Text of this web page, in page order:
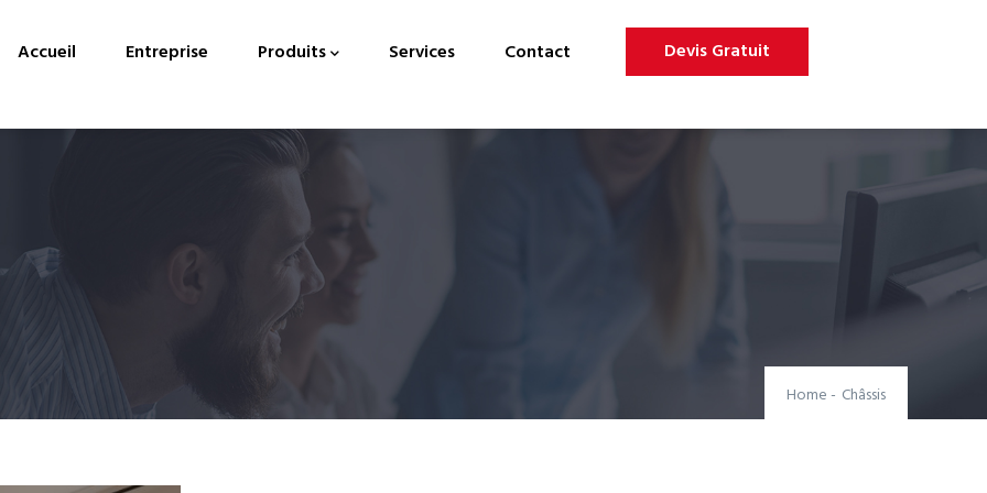
navigation
Accueil Entreprise Produits Services Contact Devis Gratuit
Home- Châssis